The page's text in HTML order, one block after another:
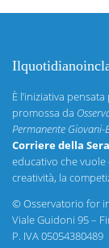
È l’iniziativa
promossa da
Permanente Giovani-
Corriere della Sera
educativo che vuole
creatività, la
©Osservatorio for
Viale Guidoni 95 –
P. IVA 05054380489